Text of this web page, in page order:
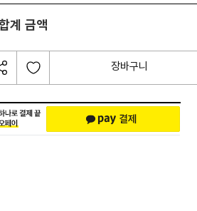
계 금액
장바구니